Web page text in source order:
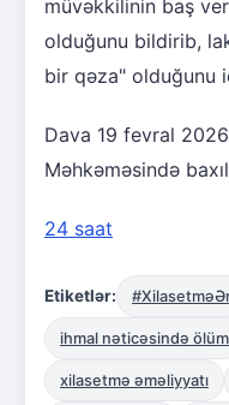
müvəkkilinin baş
olduğunu bildirib,
bir qəza" olduğunu
Dava 19 fevral
Məhkəməsində
24 saat
Etiketlər:
ihmal nəticəsində ölüm
xilasetmə əməliyyatı